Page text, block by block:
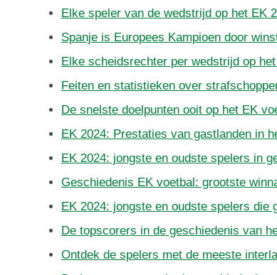
Elke speler van de wedstrijd op het EK
Spanje is Europees Kampioen door
Elke scheidsrechter per wedstrijd op
Feiten en statistieken over
De snelste doelpunten ooit op het EK
EK 2024: Prestaties van gastlanden in
EK 2024: jongste en oudste spelers in
Geschiedenis EK voetbal: grootste
EK 2024: jongste en oudste spelers die
De topscorers in de geschiedenis van
Ontdek de spelers met de meeste